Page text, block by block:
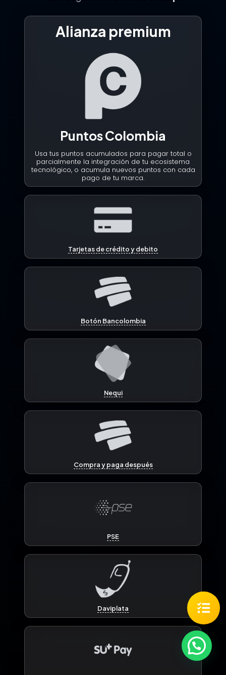
Alianza premium
Puntos Colombia
Usa tus puntos acumulados para pagar total o
parcialmente la integración de tu ecosistema
tecnológico, o acumula nuevos puntos con cada
pago de tu marca.
Tarjetas de crédito y debito
Botón Bancolombia
Nequi
Compra y paga después
PSE
Daviplata